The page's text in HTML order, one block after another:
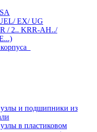
EX/ UG
/ 2.. KRR-AH../
и подшипники из
в пластиковом